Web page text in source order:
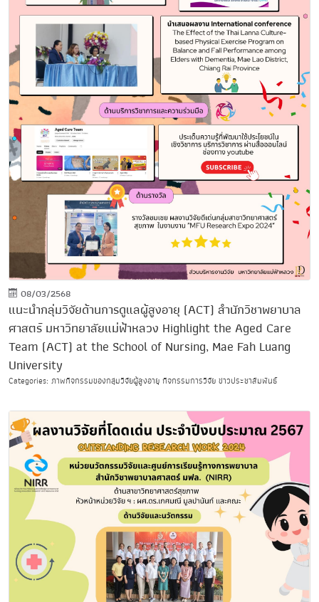
08/03/2568
แนะนำกลุ่มวิจัยด้านการดูแลผู้สูงอายุ (ACT) สำนักวิชาพยาบาล
ศาสตร์ มหาวิทยาลัยแม่ฟ้าหลวง Highlight the Aged Care
Team (ACT) at the School of Nursing, Mae Fah Luang
University
Categories: ภาพกิจกรรมของกลุ่มวิจัยผู้สูงอายุ กิจกรรมการวิจัย ข่าวประชาสัมพันธ์